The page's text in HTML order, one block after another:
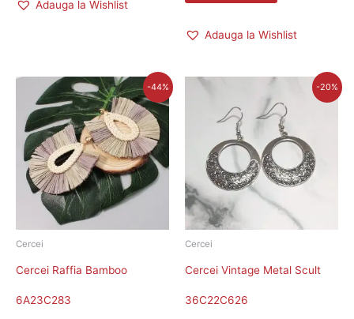
Adauga la Wishlist
Adauga la Wishlist
-44%
Cercei
Cercei Raffia Bamboo
6A23C283
Prețul
inițial
a
fost:
75,00 lei.
Prețul
curent
este:
42,00 lei.
-20%
Cercei
Cercei Vintage Metal Scult
36C22C626
a
fost:
35,00 lei.
Prețul
este:
28,00 lei.